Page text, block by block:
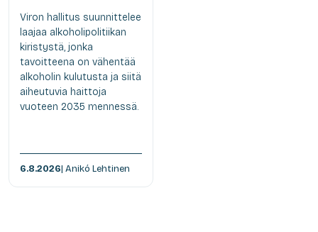
Viron hallitus suunnittelee
laajaa alkoholipolitiikan
kiristystä, jonka
tavoitteena on vähentää
alkoholin kulutusta ja siitä
aiheutuvia haittoja
vuoteen 2035 mennessä.
6.8.2026| Anikó Lehtinen